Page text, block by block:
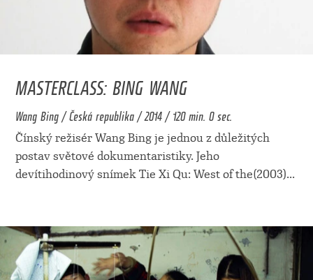
MASTERCLASS: BING WANG
Wang Bing / Česká republika / 2014 / 120 min. 0 sec.
Čínský režisér Wang Bing je jednou z důležitých
postav světové dokumentaristiky. Jeho
devítihodinový snímek Tie Xi Qu: West of the(2003)...